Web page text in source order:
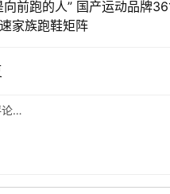
向前跑的人” 国产运动品牌
家族跑鞋矩阵